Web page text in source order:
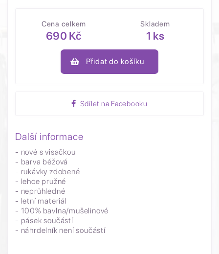
Cena celkem
690 Kč
Skladem
1 ks
Přidat do košíku
Sdílet na Facebooku
Další informace
- nové s visačkou
- barva béžová
- rukávky zdobené
- lehce pružné
- neprůhledné
- letní materiál
- 100% bavlna/mušelinové
- pásek součástí
- náhrdelník není součástí